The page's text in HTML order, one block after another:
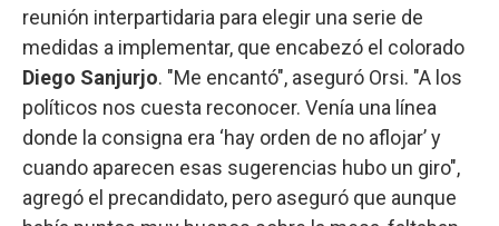
reunión interpartidaria para elegir una serie de
medidas a implementar, que encabezó el colorado
Diego Sanjurjo. "Me encantó", aseguró Orsi. "A los
políticos nos cuesta reconocer. Venía una línea
donde la consigna era ‘hay orden de no aflojar’ y
cuando aparecen esas sugerencias hubo un giro",
agregó el precandidato, pero aseguró que aunque